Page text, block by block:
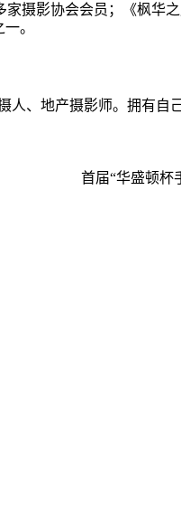
摄影协会会员；《枫华
。
人、地产摄影师。拥有自
首届“华盛顿